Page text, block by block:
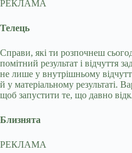
РЕКЛАМА
Телець
Справи, які ти розпочнеш
помітний результат і відчуття
не лише у внутрішньому
й у матеріальному результаті.
щоб запустити те, що давно
Близнята
РЕКЛАМА